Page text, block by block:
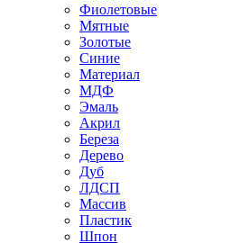
Фиолетовые
Мятные
Золотые
Синие
Материал
МДФ
Эмаль
Акрил
Береза
Дерево
Дуб
ЛДСП
Массив
Пластик
Шпон